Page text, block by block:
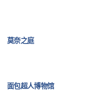
莫奈之庭
面包超人博物馆